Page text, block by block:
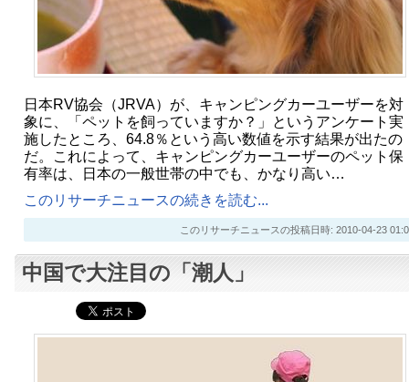
日本RV協会（JRVA）が、キャンピングカーユーザーを対
象に、「ペットを飼っていますか？」というアンケート実
施したところ、64.8％という高い数値を示す結果が出たの
だ。これによって、キャンピングカーユーザーのペット保
有率は、日本の一般世帯の中でも、かなり高い…
このリサーチニュースの続きを読む...
このリサーチニュースの投稿日時: 2010-04-23
中国で大注目の「潮人」